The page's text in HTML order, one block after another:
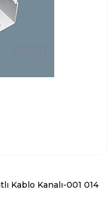
Kablo Kanalı-001 014